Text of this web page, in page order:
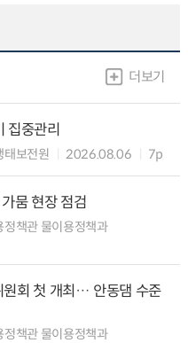
더보기
집중관리
태보전원 2026.08.06 7p
뭄 현장 점검
책관 물이용정책과
원회 첫 개최… 안동댐 수준
책관 물이용정책과